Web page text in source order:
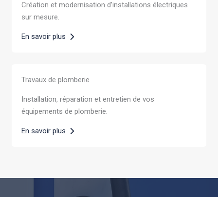
Création et modernisation d’installations électriques
sur mesure.
En savoir plus
Travaux de plomberie
Installation, réparation et entretien de vos
équipements de plomberie.
En savoir plus